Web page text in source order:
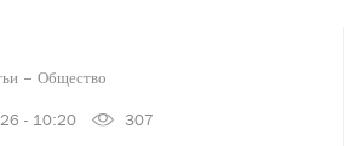
Общество
- 10:20 307